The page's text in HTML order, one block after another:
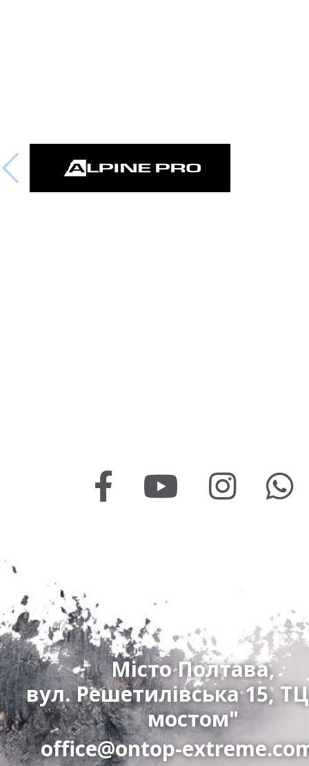
Місто Полтава,
вул. Решетилівська 15,
мостом"
office@ontop-